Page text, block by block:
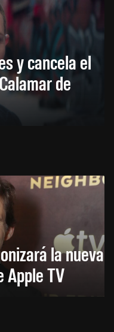
y cancela el
de
la nueva
Apple TV